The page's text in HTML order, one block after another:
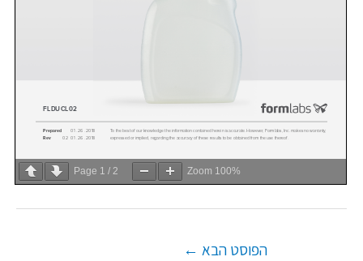
Page 1 / 2 Zoom 100%
הפוסט הבא ←